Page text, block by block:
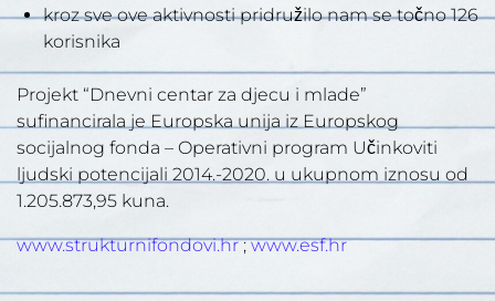
kroz sve ove aktivnosti pridružilo nam se točno 126
korisnika
Projekt “Dnevni centar za djecu i mlade”
sufinancirala je Europska unija iz Europskog
socijalnog fonda – Operativni program Učinkoviti
ljudski potencijali 2014.-2020. u ukupnom iznosu od
1.205.873,95 kuna.
www.strukturnifondovi.hr;www.esf.hr